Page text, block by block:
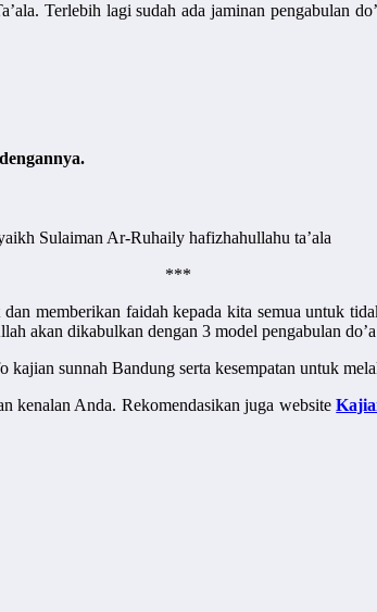
Terlebih lagi sudah ada jaminan pengabulan
Sulaiman Ar-Ruhaily hafizhahullahu ta’ala
***
memberikan faidah kepada kita semua untuk
akan dikabulkan dengan 3 model pengabulan
sunnah Bandung serta kesempatan untuk
kenalan Anda. Rekomendasikan juga website